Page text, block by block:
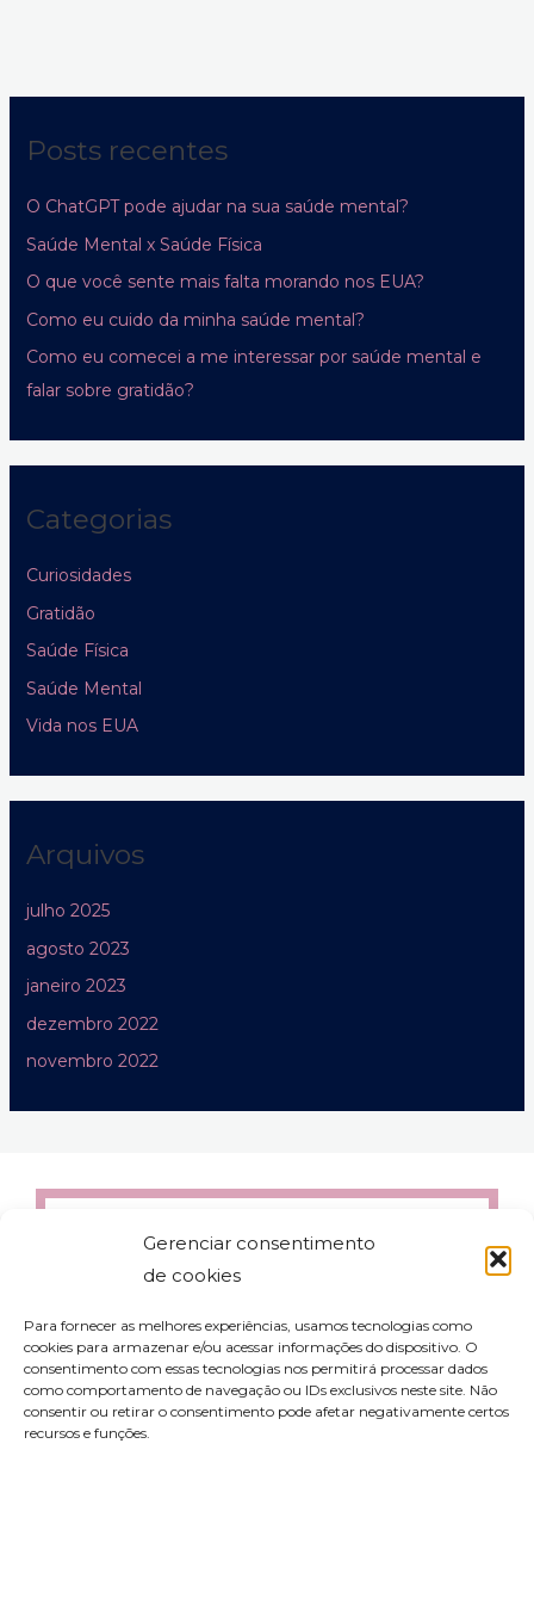
Gerenciar consentimento
de cookies
Para fornecer as melhores experiências, usamos tecnologias como
cookies para armazenar e/ou acessar informações do dispositivo. O
consentimento com essas tecnologias nos permitirá processar dados
como comportamento de navegação ou IDs exclusivos neste site. Não
consentir ou retirar o consentimento pode afetar negativamente certos
recursos e funções.
Posts recentes
O ChatGPT pode ajudar na sua saúde mental?
Saúde Mental x Saúde Física
O que você sente mais falta morando nos EUA?
Como eu cuido da minha saúde mental?
Como eu comecei a me interessar por saúde mental e
falar sobre gratidão?
Categorias
Curiosidades
Gratidão
Saúde Física
Saúde Mental
Vida nos EUA
Arquivos
julho 2025
agosto 2023
janeiro 2023
dezembro 2022
novembro 2022